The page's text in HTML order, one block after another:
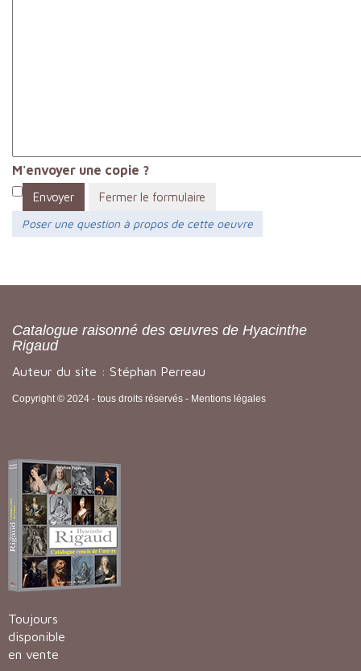
M'envoyer une copie ?
Envoyer
Fermer le formulaire
Poser une question à propos de cette oeuvre
Catalogue raisonné des œuvres de Hyacinthe
Rigaud
Auteur du site : Stéphan Perreau
Copyright © 2024 - tous droits réservés - Mentions légales
Toujours
disponible
en vente